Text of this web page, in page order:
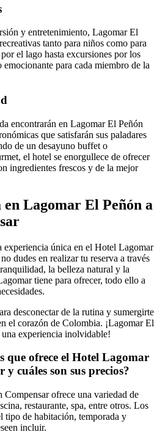
y entretenimiento, Lagomar El
tanto para niños como para
el lago hasta excursiones por los
para cada miembro de la
encontrarán en Lagomar El Peñón
que satisfarán sus paladares
de un desayuno buffet o
el hotel se enorgullece de ofrecer
ingredientes frescos y de la mejor
Lagomar El Peñón a
experiencia única en el Hotel Lagomar
dudes en realizar tu reserva a través
la belleza natural y la
tiene para ofrecer, todo ello a
desconectar de la rutina y sumergirte
el corazón de Colombia. ¡Lagomar El
una experiencia inolvidable!
que ofrece el Hotel Lagomar
cuáles son sus precios?
ofrece una variedad de
restaurante, spa, entre otros. Los
tipo de habitación, temporada y
incluir.